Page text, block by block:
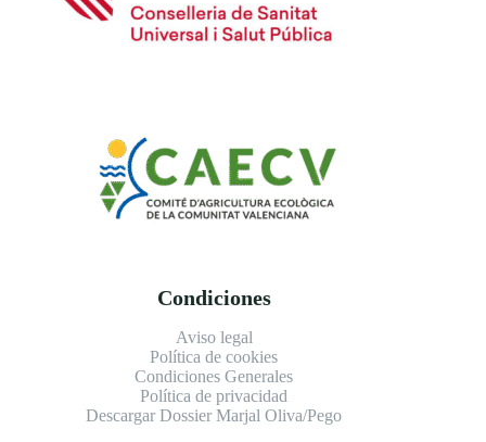
Condiciones
Aviso legal
Política de cookies
Condiciones Generales
Política de privacidad
Descargar Dossier Marjal Oliva/Pego